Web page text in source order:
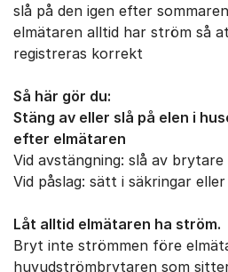
slå på den igen efter
elmätaren alltid har ström så
registreras korrekt
Så här gör du:
Stäng av eller slå på elen i
efter elmätaren
Vid avstängning: slå av
Vid påslag: sätt i säkringar
Låt alltid elmätaren ha ström.
Bryt inte strömmen före
huvudströmbrytaren som